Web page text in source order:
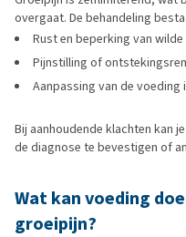
overgaat. De behandeling
Rust en beperking van
Pijnstilling of
Aanpassing van de voeding
Bij aanhoudende klachten kan
de diagnose te bevestigen of
Wat kan voeding
groeipijn?